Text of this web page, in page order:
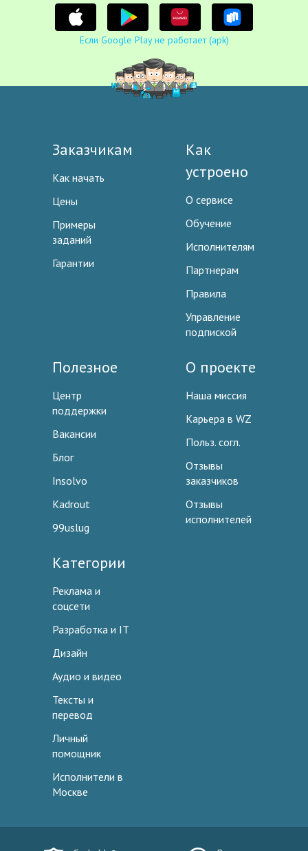
Если Google Play не работает (apk)
Заказчикам
Как начать
Цены
Примеры
заданий
Гарантии
Как
устроено
О сервисе
Обучение
Исполнителям
Партнерам
Правила
Управление
подпиской
Полезное
Центр
поддержки
Вакансии
Блог
Insolvo
Kadrout
99uslug
О проекте
Наша миссия
Карьера в WZ
Польз. согл.
Отзывы
заказчиков
Отзывы
исполнителей
Категории
Реклама и
соцсети
Разработка и IT
Дизайн
Аудио и видео
Тексты и
перевод
Личный
помощник
Исполнители в
Москве